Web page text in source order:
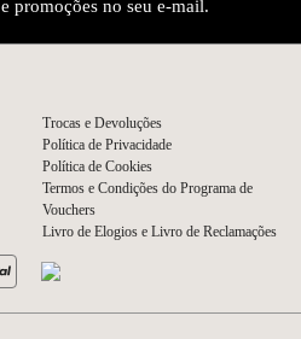
promoções no seu e-mail.
Trocas e Devoluções
Política de Privacidade
Política de Cookies
Termos e Condições do Programa de
Vouchers
Livro de Elogios e Livro de Reclamações